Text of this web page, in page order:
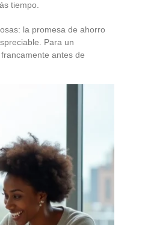
tiempo.
la promesa de ahorro
Para un
antes de